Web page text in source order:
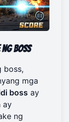
Boss
boss,
mga
boss ay
ay
ng